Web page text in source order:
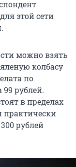
этой сети
можно взять
колбасу
по
рублей.
в пределах
практически
рублей